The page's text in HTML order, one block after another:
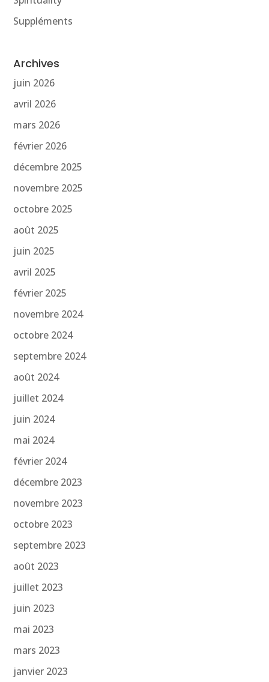
Suppléments
Archives
juin 2026
avril 2026
mars 2026
février 2026
décembre 2025
novembre 2025
octobre 2025
août 2025
juin 2025
avril 2025
février 2025
novembre 2024
octobre 2024
septembre 2024
août 2024
juillet 2024
juin 2024
mai 2024
février 2024
décembre 2023
novembre 2023
octobre 2023
septembre 2023
août 2023
juillet 2023
juin 2023
mai 2023
mars 2023
janvier 2023